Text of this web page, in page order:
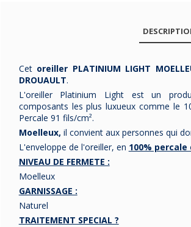
Oreiller
Bedous
Pyrenex ultra
moelleux
canard Legend
1859 - 4 tailles
est
fabriqué
Francepar PYRENE
X.
Collection Premium
SAINT SEVER 1859
Pyrenex.
Cet oreiller naturel est
composé de 100% de
"Legend 1859" neuf
des Pyrenées.
MOELLEUX.
Il est livré avec son
4 tailles vous sont
proposées.
Livraison gratuite en
France Métropolitaine.
Oreiller
10% duvet oie
et canard 90%
plumettes - 2
Cet
est
fabriqué enFrancepar
canard
DIMENSIONS : 2
possibles
gratuite en France
Cet oreiller PLATINIUM LIGHT
DROUAULT.
L'oreiller Platinium Light est un
composants les plus luxueux comme le
Percale 91 fils/cm².
Moelleux, il convient aux personnes qui
L'enveloppe de l'oreiller, en 100%
NIVEAU DE FERMETE :
Moelleux
GARNISSAGE :
Naturel
TRAITEMENT SPECIAL ?